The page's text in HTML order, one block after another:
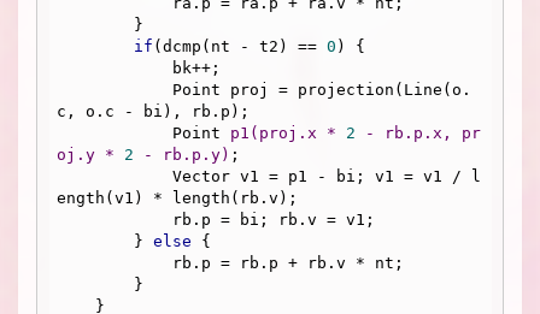
if (dcmp(nt - t2) == 0 ) {
c, o.c - bi), rb.p);
Point p1 (proj.x * 2 - rb.p.x, pr
oj.y * 2 - rb.p.y) ;
ength(v1) * length(rb.v);
        }
else {